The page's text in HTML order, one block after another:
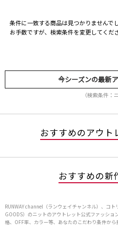
条件に一致する商品は見つかりませんでし
お手数ですが、検索条件を変更してくださ
今シーズンの最新
（検索条件：
おすすめのアウト
おすすめの新
RUNWAY channel（ランウェイチャンネル）、コ
GOODS）のニットのアウトレット公式ファッショ
格、OFF率、カラー等、あなたのこだわり条件から